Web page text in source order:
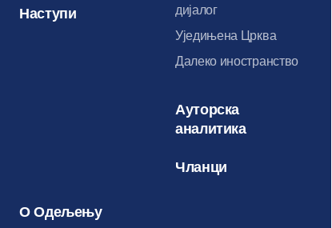
Наступи
дијалог
Уједињена Црква
Далеко иностранство
Ауторска
аналитика
Чланци
О Одељењу